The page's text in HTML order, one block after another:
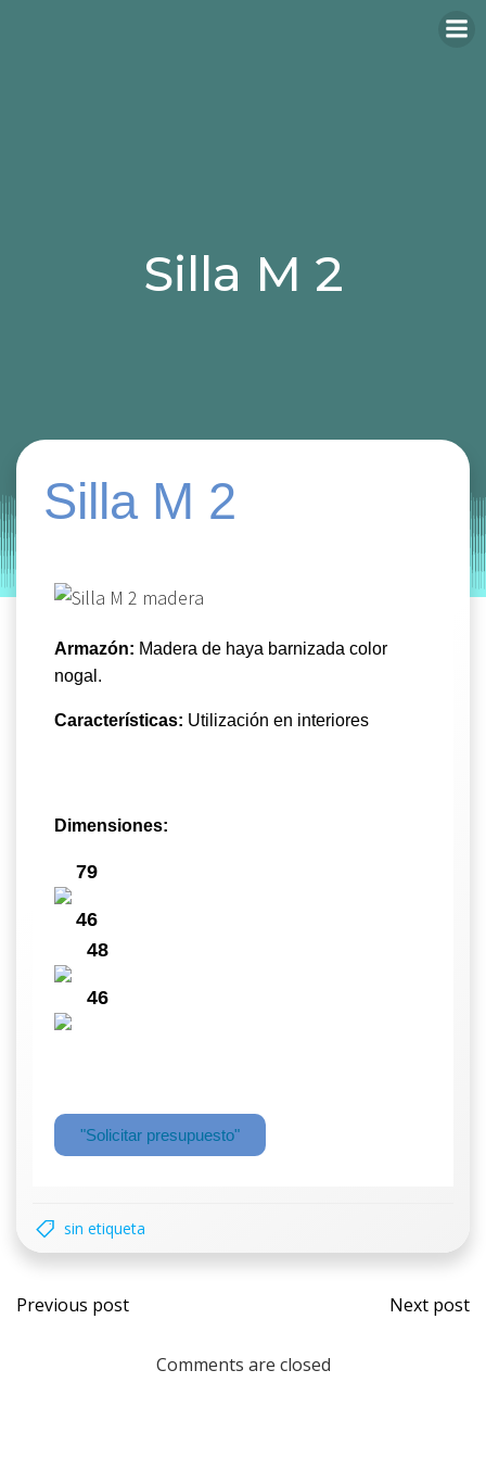
Silla M 2
by Entorno | on diciembre 6, 2019
Silla M 2
Armazón: Madera de haya barnizada color
nogal.
Características: Utilización en interiores
Dimensiones:
79
46
48
46
"Solicitar presupuesto"
sin etiqueta
Previous post Next post
Comments are closed